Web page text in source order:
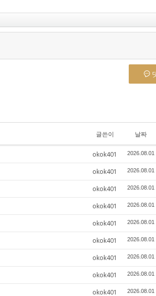
글쓴이 날짜
okok401 2026.08.01
okok401 2026.08.01
okok401 2026.08.01
okok401 2026.08.01
okok401 2026.08.01
okok401 2026.08.01
okok401 2026.08.01
okok401 2026.08.01
okok401 2026.08.01